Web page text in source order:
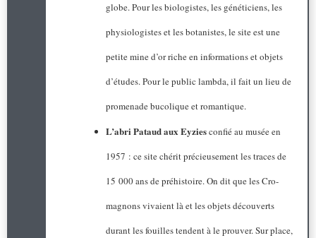
globe. Pour les biologistes, les généticiens, les
physiologistes et les botanistes, le site est une
petite mine d’or riche en informations et objets
d’études. Pour le public lambda, il fait un lieu de
promenade bucolique et romantique.
L’abri Pataud aux Eyziesconfié au musée en
1957 : ce site chérit précieusement les traces de
15 000 ans de préhistoire. On dit que les Cro-
magnons vivaient là et les objets découverts
durant les fouilles tendent à le prouver. Sur place,